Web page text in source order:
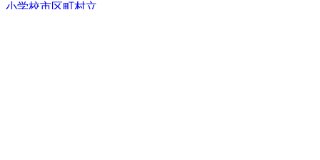
小学校市区町村立